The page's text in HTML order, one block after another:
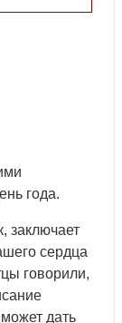
года.
заключает
сердца
говорили,
дать